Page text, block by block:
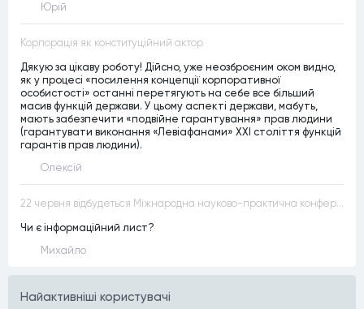
Юрій
Корпорація як конституційний актор
Дякую за цікаву роботу! Дійсно, уже неозброєним оком видно,
як у процесі «посилення концепції корпоративної
особистості» останні перетягують на себе все більший
масив функцій держави. У цьому аспекті держави, мабуть,
мають забезпечити «подвійне гарантування» прав людини
(гарантувати виконання «Левіафанами» ХХІ століття функцій
гарантів прав людини).
Олексій
22 червня відбудеться Міжнародна науково-практична конференція “Конституційна демократія в умовах загроз територіальній цілісності та національній безпеці”
Чи є інформаційний лист?
Михайло
Найактивнiшi користувачi